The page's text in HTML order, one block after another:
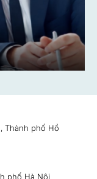
Thành phố Hồ
phố Hà Nội